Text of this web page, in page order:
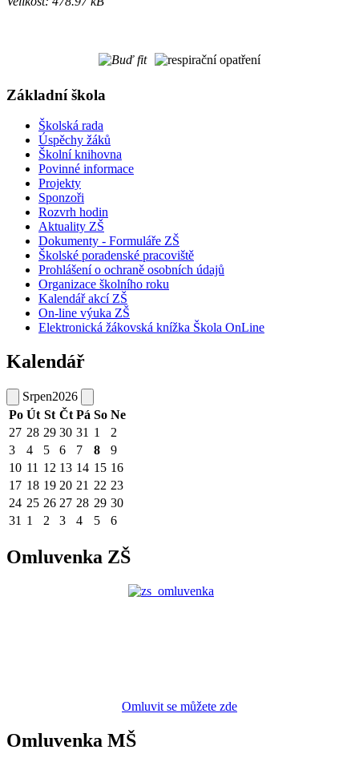
Základní škola
Školská rada
Úspěchy žáků
Školní knihovna
Povinné informace
Projekty
Sponzoři
Rozvrh hodin
Aktuality ZŠ
Dokumenty - Formuláře ZŠ
Školské poradenské pracoviště
Prohlášení o ochraně osobních údajů
Organizace školního roku
Kalendář akcí ZŠ
On-line výuka ZŠ
Elektronická žákovská knížka Škola OnLine
Kalendář
Srpen2026
Po Út St Čt Pá So Ne
27 28 29 30 31 1
2
3
4 5 6 7 8
9
10 11 12 13 14 15 16
17 18 19 20 21 22 23
24 25 26 27 28 29 30
31 1 2 3 4 5 6
Omluvenka ZŠ
Omluvit se můžete zde
Omluvenka MŠ